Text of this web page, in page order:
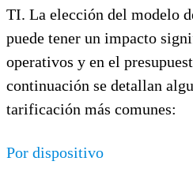
TI. La elección del modelo
puede tener un impacto
operativos y en el
continuación se detallan
tarificación más comunes:
Por dispositivo